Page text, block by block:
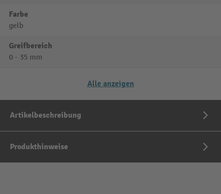
Farbe
gelb
Greifbereich
0 - 35 mm
Alle anzeigen
Artikelbeschreibung
Produkthinweise